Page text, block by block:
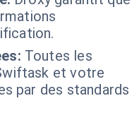
Toutes les
et votre
par des standards